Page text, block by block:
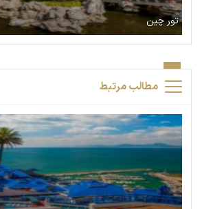
تور چین
مطالب مرتبط